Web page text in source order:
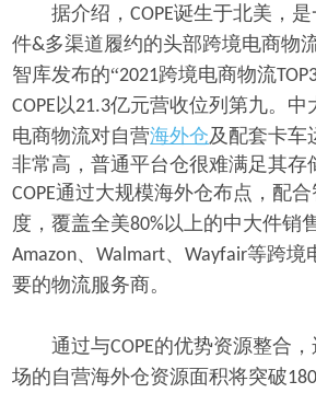
据介绍，COPE诞生于北美，
件&多渠道履约的头部跨境电商物
智库发布的“2021跨境电商物流
COPE 以21.3亿元营收位列第九。中
电商物流对自营海外仓及配套卡车
非常高，普通平台仓很难满足其存
COPE通过大规模海外仓布点，配
度，覆盖全美80%以上的中大件销
Amazon、Walmart、Wayfair等跨境
要的物流服务商。
通过与COPE的优势资源整合
场的自营海外仓资源面积将突破180